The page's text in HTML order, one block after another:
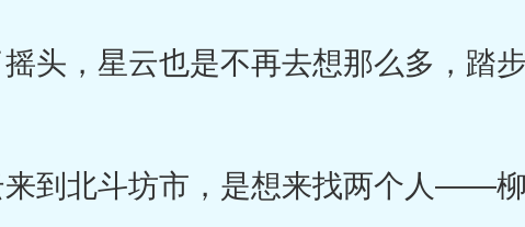
，星云也是不再去想那么多，踏步
北斗坊市，是想来找两个人――柳